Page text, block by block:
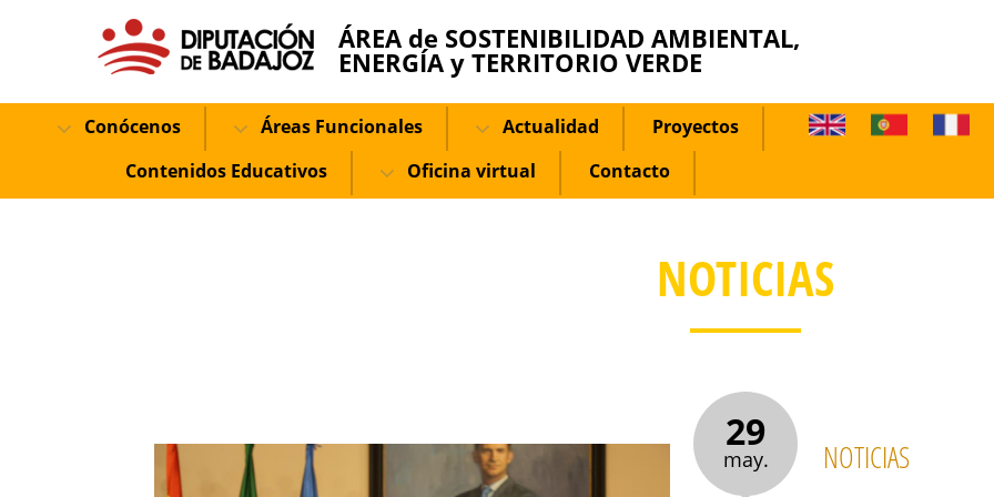
ÁREA de SOSTENIBILIDAD AMBIENTAL,
ENERGÍA y TERRITORIO VERDE
Conócenos Áreas Funcionales Actualidad
Proyectos
Contenidos Educativos
Oficina virtual Contacto
NOTICIAS
29
may. NOTICIAS